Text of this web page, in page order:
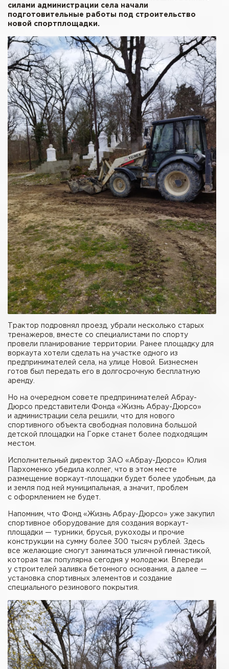
силами администрации села начали
подготовительные работы под строительство
новой спортплощадки.
Трактор подровнял проезд, убрали несколько старых
тренажеров, вместе со специалистами по спорту
провели планирование территории. Ранее площадку для
воркаута хотели сделать на участке одного из
предпринимателей села, на улице Новой. Бизнесмен
готов был передать его в долгосрочную бесплатную
аренду.
Но на очередном совете предпринимателей Абрау-
Дюрсо представители Фонда «Жизнь Абрау-Дюрсо»
и администрации села решили, что для нового
спортивного объекта свободная половина большой
детской площадки на Горке станет более подходящим
местом.
Исполнительный директор ЗАО «Абрау-Дюрсо» Юлия
Пархоменко убедила коллег, что в этом месте
размещение воркаут-площадки будет более удобным, да
и земля под ней муниципальная, а значит, проблем
c оформлением не будет.
Напомним, что Фонд «Жизнь Абрау-Дюрсо» уже закупил
спортивное оборудование для создания воркаут-
площадки — турники, брусья, рукоходы и прочие
конструкции на сумму более 300 тысяч рублей. Здесь
все желающие смогут заниматься уличной гимнастикой,
которая так популярна сегодня у молодежи. Впереди
у строителей заливка бетонного основания, а далее —
установка спортивных элементов и создание
специального резинового покрытия.